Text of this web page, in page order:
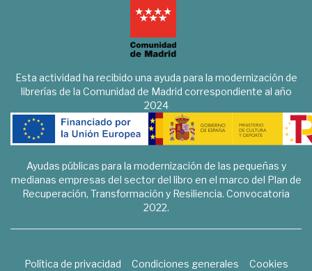
Esta actividad ha recibido una ayuda para la modernización de
librerías de la Comunidad de Madrid correspondiente al año
2024
Ayudas públicas para la modernización de las pequeñas y
medianas empresas del sector del libro en el marco del Plan de
Recuperación, Transformación y Resiliencia. Convocatoria
2022.
Política de privacidad Condiciones generales
Cookies